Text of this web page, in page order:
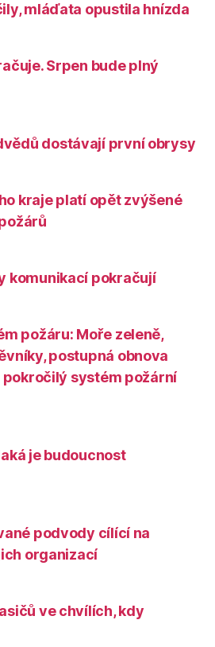
mláďata opustila hnízda
Srpen bude plný
dostávají první obrysy
kraje platí opět zvýšené
komunikací pokračují
požáru: Moře zeleně,
postupná obnova
systém požární
je budoucnost
podvody cílící na
organizací
ve chvílích, kdy